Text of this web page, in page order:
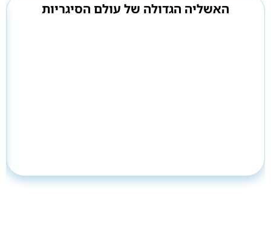
האשליה הגדולה של עולם הסיגריות